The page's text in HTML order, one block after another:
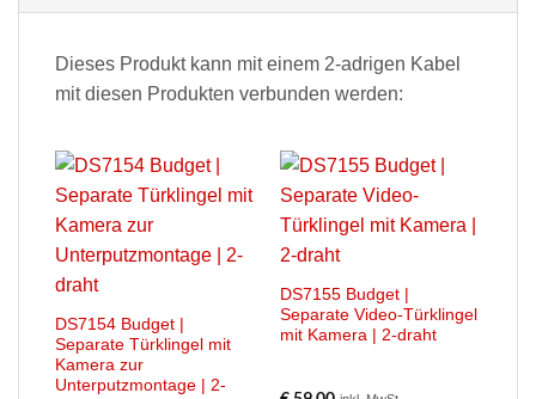
Dieses Produkt kann mit einem 2-adrigen Kabel
mit diesen Produkten verbunden werden:
DS7154 Budget |
Separate Türklingel mit
Kamera zur
Unterputzmontage | 2-
DS7155 Budget |
Separate Video-Türklingel
mit Kamera | 2-draht